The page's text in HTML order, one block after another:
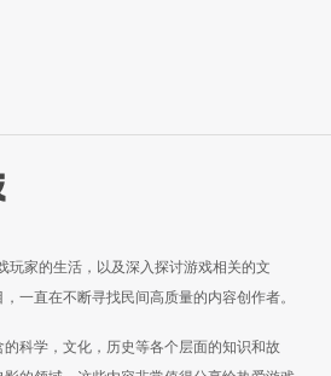
家的生活，以及深入探讨游戏相关的文
一直在不断寻找民间高质量的内容创作者。
科学，文化，历史等各个层面的知识和故